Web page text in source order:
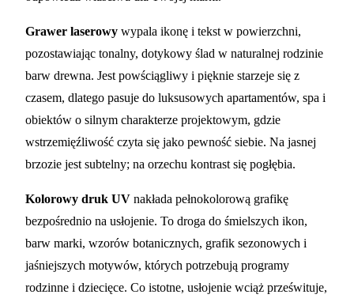
Grawer laserowy wypala ikonę i tekst w powierzchni,
pozostawiając tonalny, dotykowy ślad w naturalnej rodzinie
barw drewna. Jest powściągliwy i pięknie starzeje się z
czasem, dlatego pasuje do luksusowych apartamentów, spa i
obiektów o silnym charakterze projektowym, gdzie
wstrzemięźliwość czyta się jako pewność siebie. Na jasnej
brzozie jest subtelny; na orzechu kontrast się pogłębia.
Kolorowy druk UV nakłada pełnokolorową grafikę
bezpośrednio na usłojenie. To droga do śmielszych ikon,
barw marki, wzorów botanicznych, grafik sezonowych i
jaśniejszych motywów, których potrzebują programy
rodzinne i dziecięce. Co istotne, usłojenie wciąż prześwituje,